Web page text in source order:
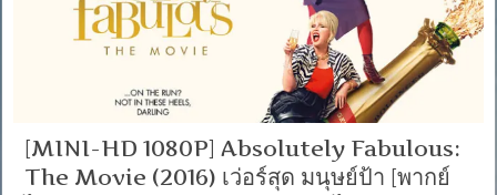
[MINI-HD 1080P] Absolutely Fabulous:
The Movie (2016) เว่อร์สุด มนุษย์ป้า [พากย์